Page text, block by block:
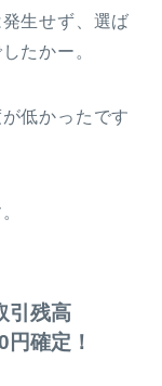
生せず、選ば
たかー。
低かったです
引残高
円確定！